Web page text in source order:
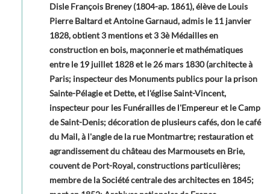
Disle François Breney (1804-ap. 1861), élève de Louis
Pierre Baltard et Antoine Garnaud, admis le 11 janvier
1828, obtient 3 mentions et 3 3è Médailles en
construction en bois, maçonnerie et mathématiques
entre le 19 juillet 1828 et le 26 mars 1830 (architecte à
Paris; inspecteur des Monuments publics pour la prison
Sainte-Pélagie et Dette, et l'église Saint-Vincent,
inspecteur pour les Funérailles de l'Empereur et le Camp
de Saint-Denis; décoration de plusieurs cafés, don le café
du Mail, à l'angle de la rue Montmartre; restauration et
agrandissement du château des Marmousets en Brie,
couvent de Port-Royal, constructions particulières;
membre de la Société centrale des architectes en 1845;